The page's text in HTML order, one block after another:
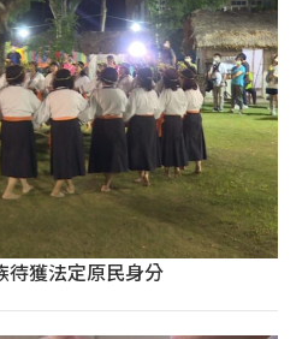
待獲法定原民身分